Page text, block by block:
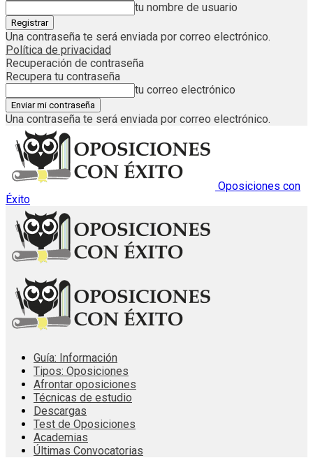
tu nombre de usuario
Una contraseña te será enviada por correo electrónico.
Política de privacidad
Recuperación de contraseña
Recupera tu contraseña
tu correo electrónico
Una contraseña te será enviada por correo electrónico.
Oposiciones con
Éxito
Guía: Información
Tipos: Oposiciones
Afrontar oposiciones
Técnicas de estudio
Descargas
Test de Oposiciones
Academias
Últimas Convocatorias